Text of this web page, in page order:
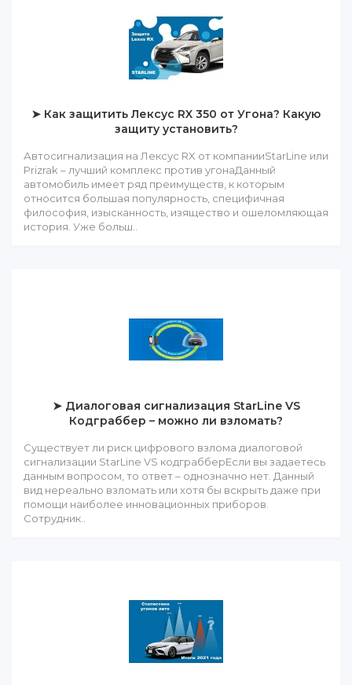
➤ Как защитить Лексус RX 350 от Угона? Какую
защиту установить?
Автосигнализация на Лексус RX от компанииStarLine или
Prizrak – лучший комплекс против угонаДанный
автомобиль имеет ряд преимуществ, к которым
относится большая популярность, специфичная
философия, изысканность, изящество и ошеломляющая
история. Уже больш..
➤ Диалоговая сигнализация StarLine VS
Кодграббер – можно ли взломать?
Существует ли риск цифрового взлома диалоговой
сигнализации StarLine VS кодграбберЕсли вы задаетесь
данным вопросом, то ответ – однозначно нет. Данный
вид нереально взломать или хотя бы вскрыть даже при
помощи наиболее инновационных приборов.
Сотрудник..